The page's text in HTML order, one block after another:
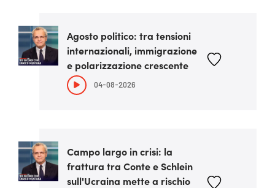
Agosto politico: tra tensioni
internazionali, immigrazione
e polarizzazione crescente
04-08-2026
Campo largo in crisi: la
frattura tra Conte e Schlein
sull'Ucraina mette a rischio